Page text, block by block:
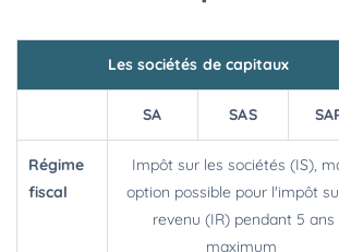
Les sociétés de capitaux
SA SAS
Régime
fiscal
Impôt sur les sociétés (IS),
option possible pour l'impôt
revenu (IR) pendant 5 ans
maximum